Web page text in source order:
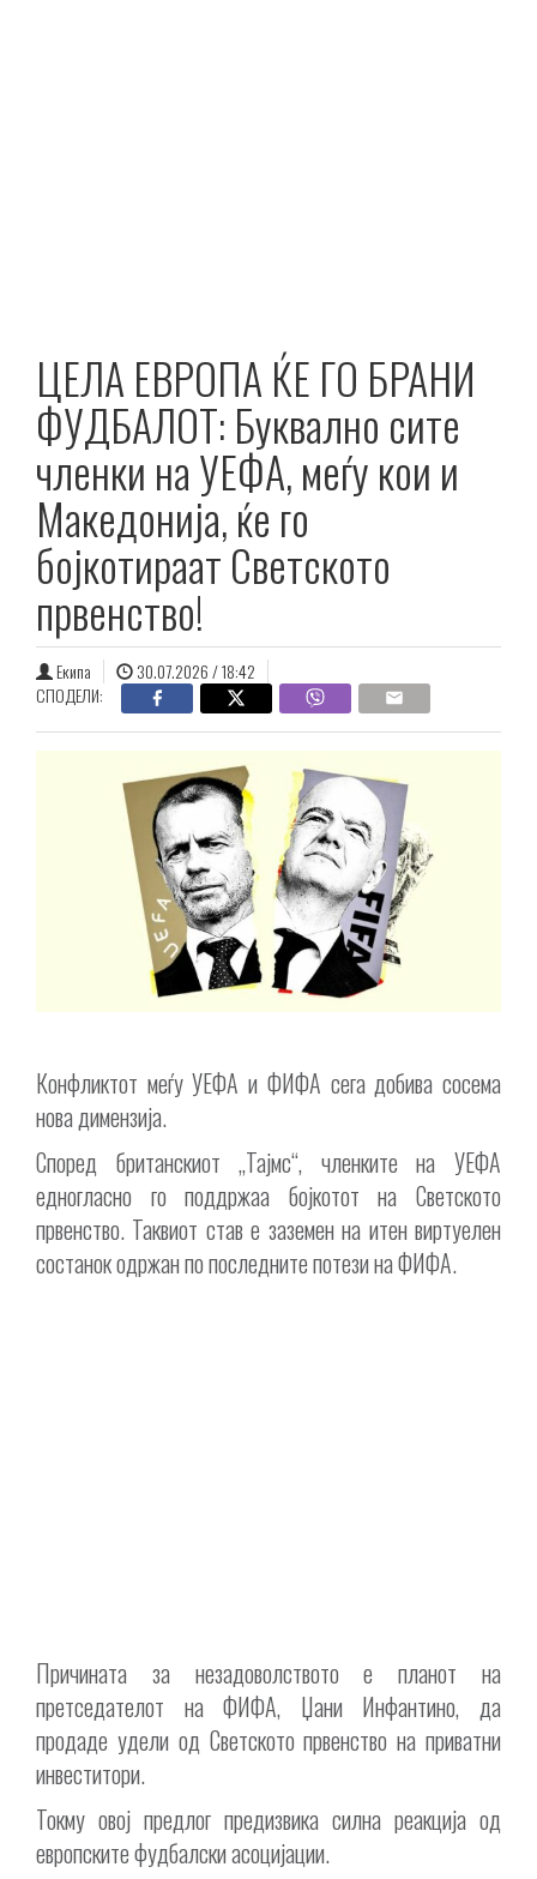
ЦЕЛА ЕВРОПА ЌЕ ГО БРАНИ
ФУДБАЛОТ: Буквално сите
членки на УЕФА, меѓу кои и
Македонија, ќе го
бојкотираат Светското
првенство!
Екипа
30.07.2026 / 18:42
СПОДЕЛИ:
Конфликтот меѓу УЕФА и ФИФА сега добива сосема
нова димензија.
Според британскиот „Тајмс“, членките на УЕФА
едногласно го поддржаа бојкотот на Светското
првенство. Таквиот став е заземен на итен виртуелен
состанок одржан по последните потези на ФИФА.
Причината за незадоволството е планот на
претседателот на ФИФА, Џани Инфантино, да
продаде удели од Светското првенство на приватни
инвеститори.
Токму овој предлог предизвика силна реакција од
европските фудбалски асоцијации.